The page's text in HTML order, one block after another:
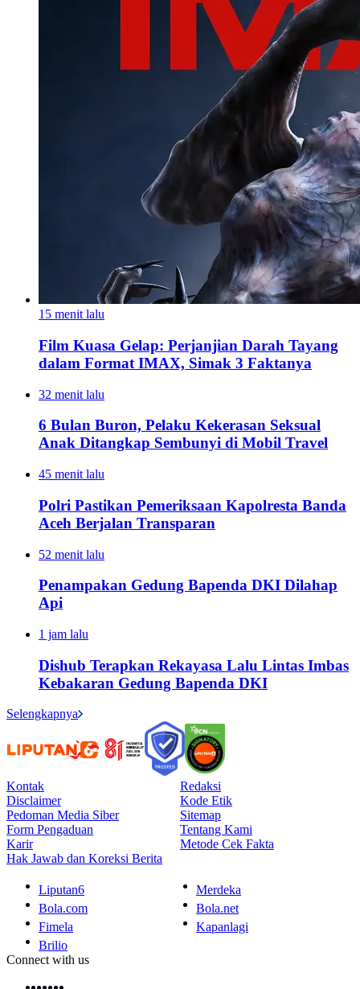
15 menit lalu
Film Kuasa Gelap: Perjanjian Darah Tayang
dalam Format IMAX, Simak 3 Faktanya
32 menit lalu
6 Bulan Buron, Pelaku Kekerasan Seksual
Anak Ditangkap Sembunyi di Mobil Travel
45 menit lalu
Polri Pastikan Pemeriksaan Kapolresta Banda
Aceh Berjalan Transparan
52 menit lalu
Penampakan Gedung Bapenda DKI Dilahap
Api
1 jam lalu
Dishub Terapkan Rekayasa Lalu Lintas Imbas
Kebakaran Gedung Bapenda DKI
Selengkapnya
Kontak
Redaksi
Disclaimer
Kode Etik
Pedoman Media Siber
Sitemap
Form Pengaduan
Tentang Kami
Karir
Metode Cek Fakta
Hak Jawab dan Koreksi Berita
Liputan6
Merdeka
Bola.com
Bola.net
Fimela
Kapanlagi
Brilio
Connect with us